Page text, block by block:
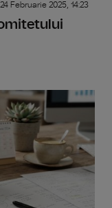
24 Februarie 2025, 14:23